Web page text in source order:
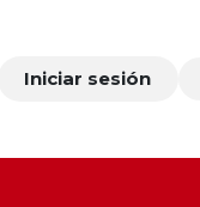
Iniciar sesión